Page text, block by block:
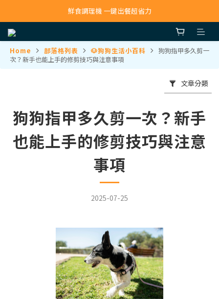
寵物吸毛機 吸毛清淨抗敏一次搞定
鮮食調理機 一鍵出餐超省力
Home 部落格列表 🐶狗狗生活小百科
狗狗指甲多久剪一
次？新手也能上手的修剪技巧與注意事項
文章分類
狗狗指甲多久剪一次？新手
也能上手的修剪技巧與注意
事項
2025-07-25